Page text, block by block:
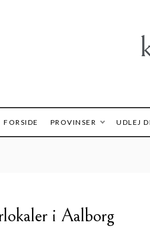
FORSIDE PROVINSER UDLEJ
i Aalborg